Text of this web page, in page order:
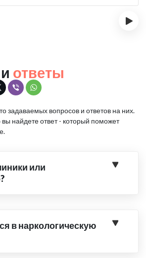
›
ответы
задаваемых вопросов и ответов на них.
найдете ответ - который поможет
или
в наркологическую